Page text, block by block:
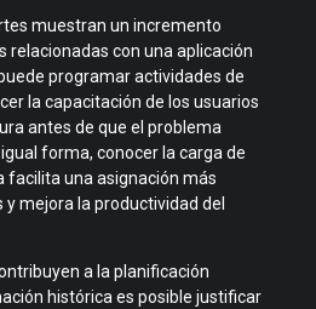
muestran un incremento
relacionadas con una aplicación
programar actividades de
la capacitación de los usuarios
antes de que el problema
forma, conocer la carga de
facilita una asignación más
mejora la productividad del
a la planificación
histórica es posible justificar